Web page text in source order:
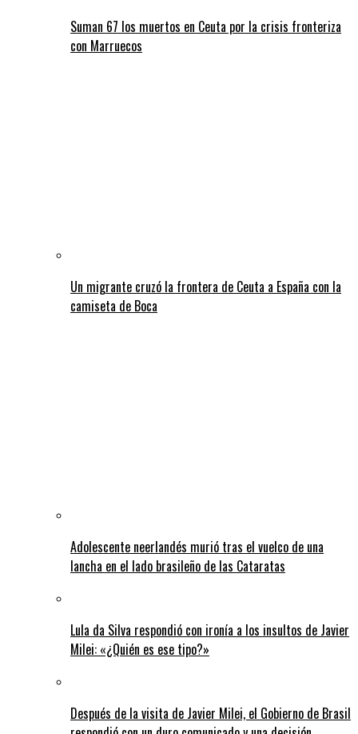
Suman 67 los muertos en Ceuta por la crisis fronteriza
con Marruecos
Un migrante cruzó la frontera de Ceuta a España con la
camiseta de Boca
Adolescente neerlandés murió tras el vuelco de una
lancha en el lado brasileño de las Cataratas
Lula da Silva respondió con ironía a los insultos de Javier
Milei: «¿Quién es ese tipo?»
Después de la visita de Javier Milei, el Gobierno de Brasil